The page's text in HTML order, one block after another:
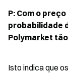
P: Com o
probabilidade
Polymarket
Isto indica que